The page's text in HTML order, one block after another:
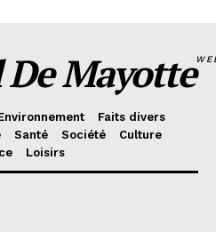
Mayotte
Faits divers
Santé Société
Culture
Loisirs